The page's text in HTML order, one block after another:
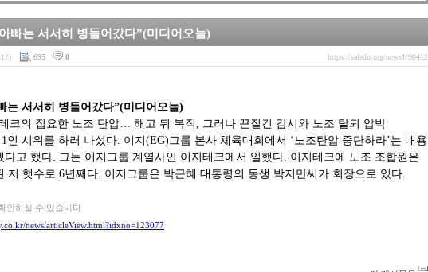
빠는 서서히 병들어갔다”(미디어오늘)
695 https://safedu.org/news1/90412
0
는 서서히 병들어갔다”(미디어오늘)
크의 집요한 노조 탄압… 해고 뒤 복직, 그러나 끈질긴 감시와 노조 탈퇴 압박
인 시위를 하러 나섰다. 이지(EG)그룹 본사 체육대회에서 ‘노조탄압 중단하라’는 내용
다고 했다. 그는 이지그룹 계열사인 이지테크에서 일했다. 이지테크에 노조 조합원은
지 햇수로 6년째다. 이지그룹은 박근혜 대통령의 동생 박지만씨가 회장으로 있다.
인하실 수 있습니다
news/articleView.html?idxno=123077